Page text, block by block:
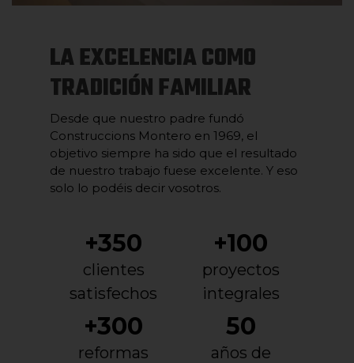
LA EXCELENCIA COMO
TRADICIÓN FAMILIAR
Desde que nuestro padre fundó
Construccions Montero en 1969, el
objetivo siempre ha sido que el resultado
de nuestro trabajo fuese excelente. Y eso
solo lo podéis decir vosotros.
+350
clientes
satisfechos
+100
proyectos
integrales
+300
reformas
50
años de